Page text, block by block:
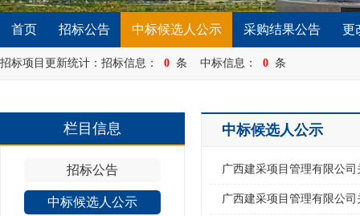
首页 招标公告 中标候选人公示 采购结果公告 更
招标项目更新统计：招标信息： 0 条 中标信息： 0 条
栏目信息
招标公告
中标候选人公示
中标候选人公示